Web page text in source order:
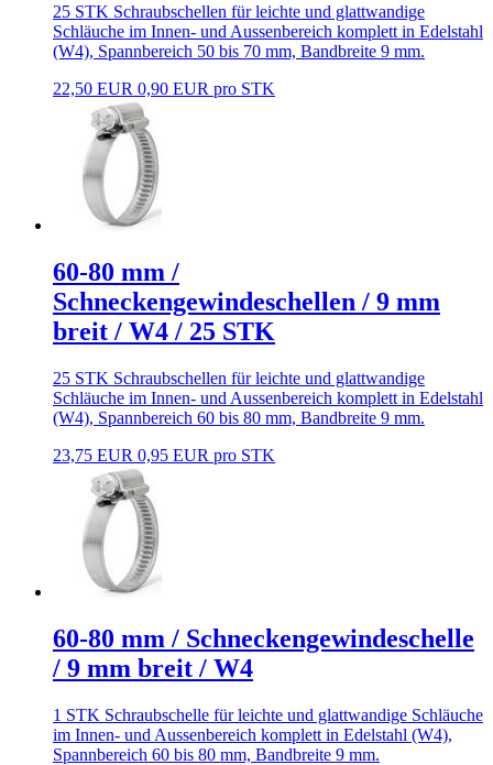
25 STK Schraubschellen für leichte und glattwandige
Schläuche im Innen- und Aussenbereich komplett in Edelstahl
(W4), Spannbereich 50 bis 70 mm, Bandbreite 9 mm.
22,50 EUR 0,90 EUR pro STK
60-80 mm /
Schneckengewindeschellen / 9 mm
breit / W4 / 25 STK
25 STK Schraubschellen für leichte und glattwandige
Schläuche im Innen- und Aussenbereich komplett in Edelstahl
(W4), Spannbereich 60 bis 80 mm, Bandbreite 9 mm.
23,75 EUR 0,95 EUR pro STK
60-80 mm / Schneckengewindeschelle
/ 9 mm breit / W4
1 STK Schraubschelle für leichte und glattwandige Schläuche
im Innen- und Aussenbereich komplett in Edelstahl (W4),
Spannbereich 60 bis 80 mm, Bandbreite 9 mm.